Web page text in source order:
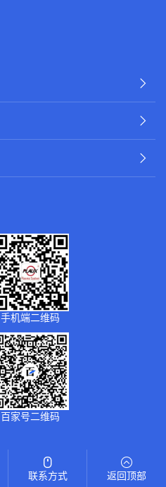
手机端二维码
百家号二维码
备案号：苏ICP备11060938号-2
联系方式 返回顶部